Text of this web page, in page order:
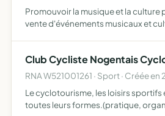
Promouvoir la musique et la culture
vente d'événements musicaux et
Club Cycliste Nogentais
RNA W521001261 · Sport · Créée
Le cyclotourisme, les loisirs
toutes leurs formes.(pratique,